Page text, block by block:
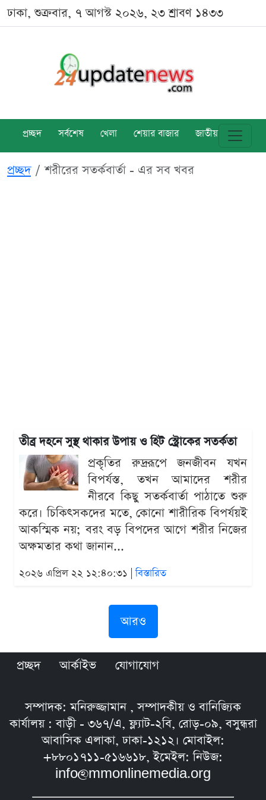
ঢাকা, শুক্রবার, ৭ আগস্ট ২০২৬, ২৩ শ্রাবণ ১৪৩৩
প্রচ্ছদ সর্বশেষ খেলা শেয়ার বাজার জাতীয় বিশ্ব
প্রচ্ছদ শরীরের সতর্কবার্তা - এর সব খবর
তীব্র দহনে সুস্থ থাকার উপায় ও হিট স্ট্রোকের সতর্কতা
প্রকৃতির রুদ্ররূপে জনজীবন যখন
বিপর্যস্ত, তখন আমাদের শরীর
নীরবে কিছু সতর্কবার্তা পাঠাতে শুরু
করে। চিকিৎসকদের মতে, কোনো শারীরিক বিপর্যয়ই
আকস্মিক নয়; বরং বড় বিপদের আগে শরীর নিজের
অক্ষমতার কথা জানান...
২০২৬ এপ্রিল ২২ ১২:৪০:৩১ |বিস্তারিত
আরও
প্রচ্ছদ আর্কাইভ যোগাযোগ
সম্পাদক: মনিরুজ্জামান , সম্পাদকীয় ও বানিজ্যিক
কার্যালয় : বাড়ী - ৩৬৭/এ, ফ্ল্যাট-২বি, রোড়-০৯, বসুন্ধরা
আবাসিক এলাকা, ঢাকা-১২১২। মোবাইল:
+৮৮০১৭১১-৫১৬৬১৮, ইমেইল: নিউজ:
info@mmonlinemedia.org